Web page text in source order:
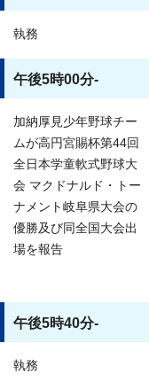
執務
午後5時00分-
加納厚見少年野球チー
ムが高円宮賜杯第44回
全日本学童軟式野球大
会 マクドナルド・トー
ナメント岐阜県大会の
優勝及び同全国大会出
場を報告
午後5時40分-
執務